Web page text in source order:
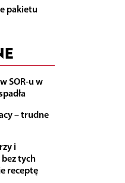
pakietu
SOR-u w
– trudne
i
tych
receptę